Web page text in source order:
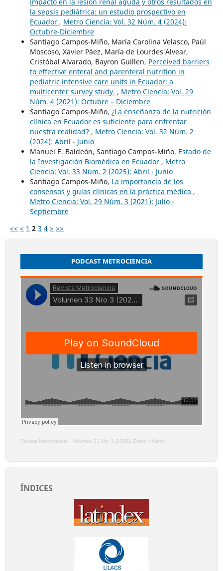
la sepsis pediátrica: un estudio prospectivo en
Ecuador , Metro Ciencia: Vol. 32 Núm. 4 (2024):
Octubre-Diciembre
Santiago Campos-Miño, María Carolina Velasco, Paúl
Moscoso, Xavier Páez, María de Lourdes Alvear,
Cristóbal Alvarado, Bayron Guillen, Perceived barriers
to effective enteral and parenteral nutrition in
pediatric intensive care units in Ecuador: a
multicenter survey study. , Metro Ciencia: Vol. 29
Núm. 4 (2021): Octubre – Diciembre
Santiago Campos-Miño, ¿La enseñanza de la nutrición
clínica en Ecuador es suficiente para enfrentar
nuestra realidad? , Metro Ciencia: Vol. 32 Núm. 2
(2024): Abril - Junio
Manuel E. Baldeón, Santiago Campos-Miño, Estado de
la Investigación Biomédica en Ecuador , Metro
Ciencia: Vol. 33 Núm. 2 (2025): Abril - Junio
Santiago Campos-Miño, La importancia de los
consensos y guías clínicas en la práctica médica ,
Metro Ciencia: Vol. 29 Núm. 3 (2021): Julio -
Septiembre
<< < 1 2 3 4 > >>
PODCAST METROCIENCIA
Revista Metrociencia · Volumen 33 Nro 3 (2025), Enero - Marzo
ÍNDICES